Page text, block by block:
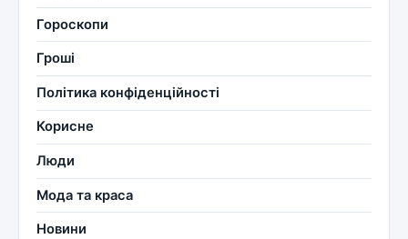
Гороскопи
Гроші
Політика конфіденційності
Корисне
Люди
Мода та краса
Новини